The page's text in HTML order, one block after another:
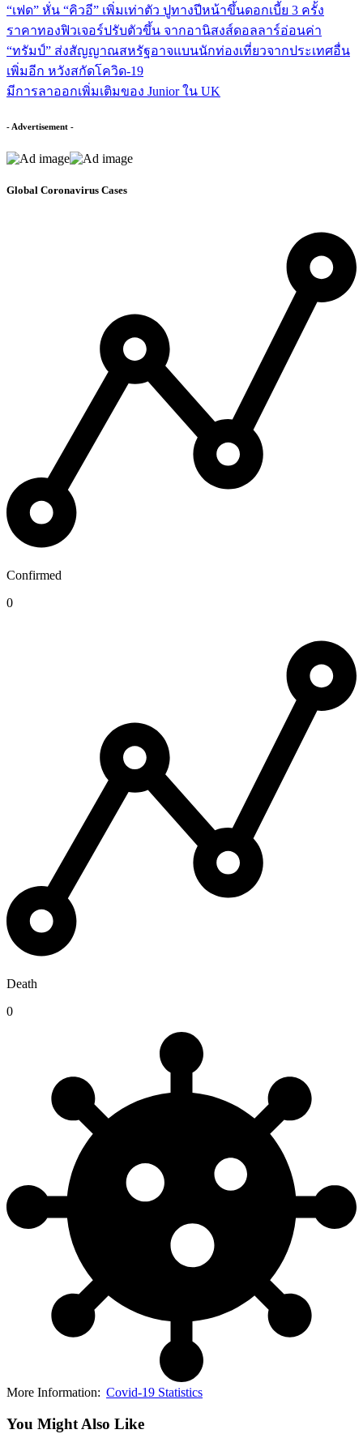
“เฟด” หั่น “คิวอี” เพิ่มเท่าตัว ปูทางปีหน้าขึ้นดอกเบี้ย 3 ครั้ง
ราคาทองฟิวเจอร์ปรับตัวขึ้น จากอานิสงส์ดอลลาร์อ่อนค่า
“ทรัมป์” ส่งสัญญาณสหรัฐอาจแบนนักท่องเที่ยวจากประเทศอื่น
เพิ่มอีก หวังสกัดโควิด-19
มีการลาออกเพิ่มเติมของ Junior ใน UK
- Advertisement -
Global Coronavirus Cases
Confirmed
0
Death
0
More Information: Covid-19 Statistics
You Might Also Like